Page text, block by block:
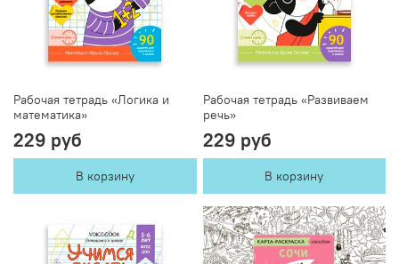
Рабочая тетрадь «Логика и
математика»
229 руб
В корзину
Рабочая тетрадь «Развиваем
речь»
229 руб
В корзину